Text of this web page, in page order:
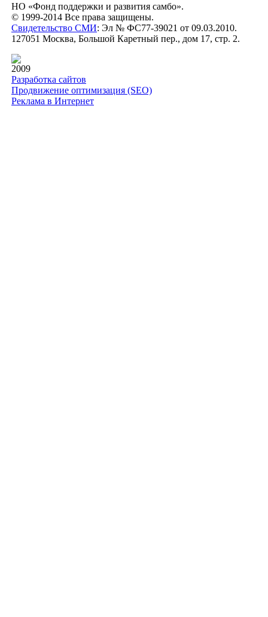
НО «Фонд поддержки и развития самбо».
© 1999-2014 Все права защищены.
Свидетельство СМИ: Эл № ФС77-39021 от 09.03.2010.
127051 Москва, Большой Каретный пер., дом 17, стр. 2.
2009
Разработка сайтов
Продвижение оптимизация (SEO)
Реклама в Интернет